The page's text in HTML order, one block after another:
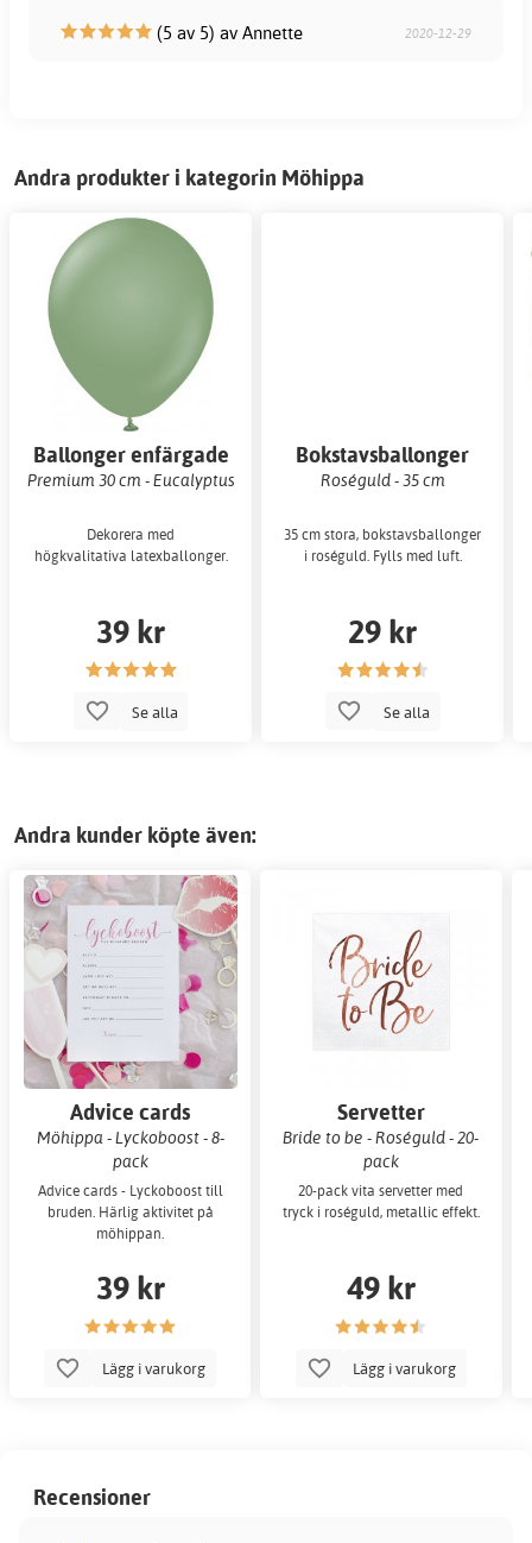
(5 av 5) av Annette 2020-12-29
Andra produkter i kategorin Möhippa
Ballonger enfärgade
Premium 30 cm - Eucalyptus
Dekorera med
högkvalitativa latexballonger.
39 kr
Se alla
Bokstavsballonger
Roséguld - 35 cm
35 cm stora, bokstavsballonger
i roséguld. Fylls med luft.
29 kr
Se alla
Andra kunder köpte även:
Advice cards
Möhippa - Lyckoboost - 8-
pack
Advice cards - Lyckoboost till
bruden. Härlig aktivitet på
möhippan.
39 kr
Lägg i varukorg
Servetter
Bride to be - Roséguld - 20-
pack
20-pack vita servetter med
tryck i roséguld, metallic effekt.
49 kr
Lägg i varukorg
Recensioner